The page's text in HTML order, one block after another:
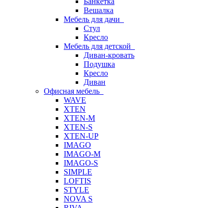
Вешалка
Мебель для дачи
Стул
Кресло
Мебель для детской
Диван-кровать
Подушка
Кресло
Диван
Офисная мебель
WAVE
XTEN
XTEN-M
XTEN-S
XTEN-UP
IMAGO
IMAGO-M
IMAGO-S
SIMPLE
LOFTIS
STYLE
NOVA S